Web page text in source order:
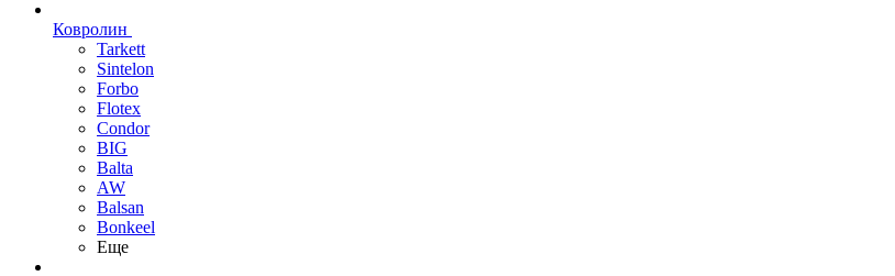
Ковролин
Tarkett
Sintelon
Forbo
Flotex
Condor
BIG
Balta
AW
Balsan
Bonkeel
Еще